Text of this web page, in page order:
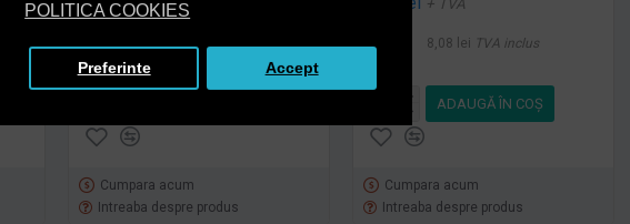
POLITICA COOKIES
Preferinte Accept
+ TVA
6,95 lei TVA inclus
Cumpara acum
Intreaba despre produs
+ TVA
8,08 lei TVA inclus
ADAUGĂ ÎN COŞ
Cumpara acum
Intreaba despre produs